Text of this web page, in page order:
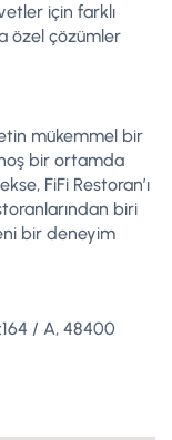
için farklı
özel çözümler
mükemmel bir
hoş bir ortamda
FiFi Restoran’ı
biri
bir deneyim
/ A, 48400